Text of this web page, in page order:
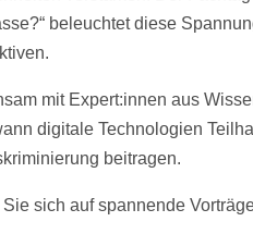
beleuchtet diese
mit Expert:innen aus
digitale Technologien
beitragen.
Sie sich auf spannende